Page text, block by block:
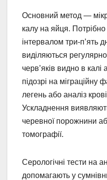
Основний метод —
калу на яйця. Потрібно
інтервалом три-п’ять
виділяються
черв’яків видно в
підозрі на міграційну
легень або аналіз
Ускладнення
черевної порожнини
томографії.
Серологічні тести на
допомагають у